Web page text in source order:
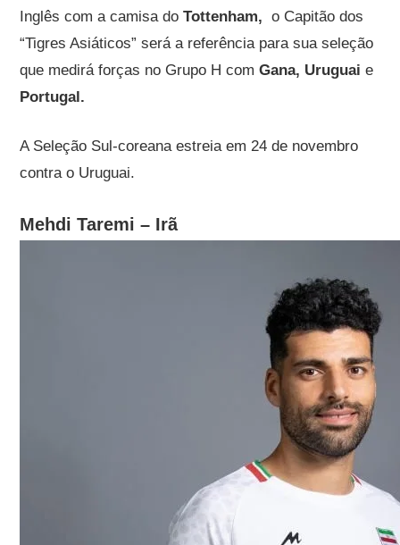
Inglês com a camisa doTottenham, o Capitão dos
“Tigres Asiáticos” será a referência para sua seleção
que medirá forças no Grupo H comGana, Uruguaie
Portugal.
A Seleção Sul-coreana estreia em 24 de novembro
contra o Uruguai.
Mehdi Taremi – Irã